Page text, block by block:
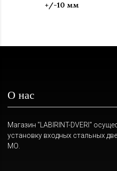
+/-10 мм
О нас
Магазин "LABIRINT-DVERI"
установку входных стальных
МО.